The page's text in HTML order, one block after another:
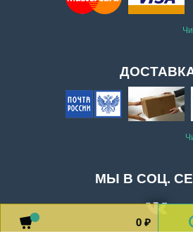
0 ₽
МЫ В СОЦ.